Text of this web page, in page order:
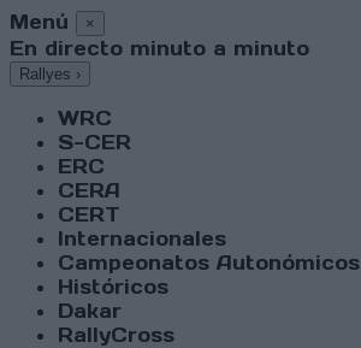
Menú ×
En directo minuto a minuto
Rallyes ›
WRC
S-CER
ERC
CERA
CERT
Internacionales
Campeonatos Autonómicos
Históricos
Dakar
RallyCross